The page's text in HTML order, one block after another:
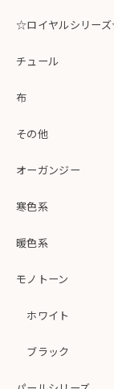
☆ロイヤルシリー
チュール
布
その他
オーガンジー
寒色系
暖色系
モノトーン
ホワイト
ブラック